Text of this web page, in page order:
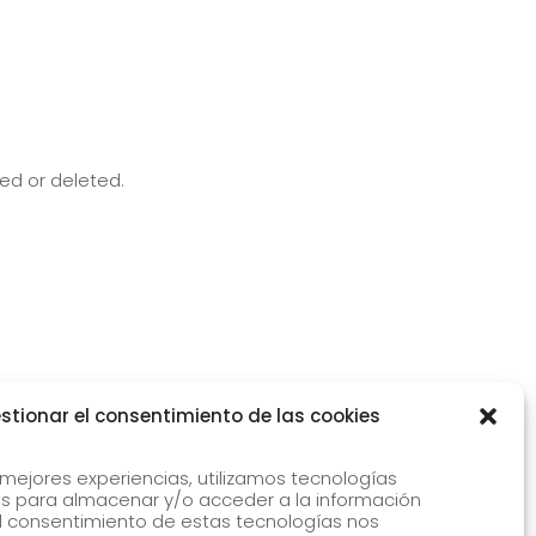
el consentimiento de las cookies
experiencias, utilizamos tecnologías
para almacenar y/o acceder a la información
consentimiento de estas tecnologías nos
or deleted.